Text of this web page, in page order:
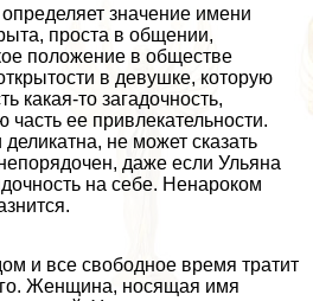
значение имени
проста в общении,
положение в обществе
в дeвyшке, которую
какая-то загадочность,
ее привлекательности.
не может сказать
даже если Ульяна
на себе. Ненароком
и все свободное время тратит
Женщина, носящая имя